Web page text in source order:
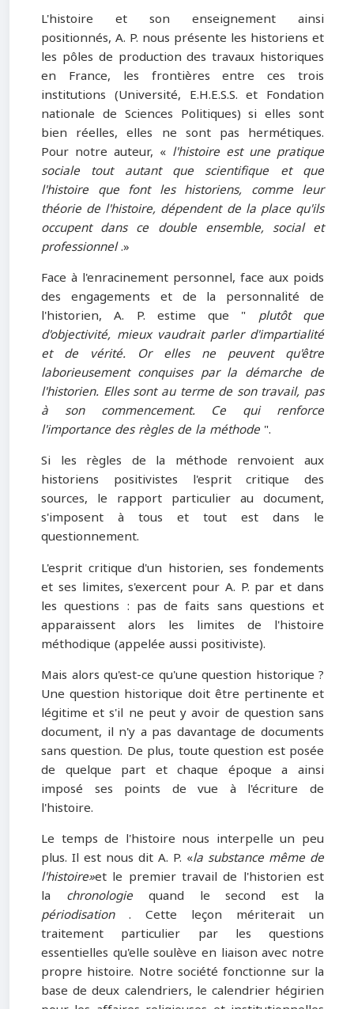
L'histoire et son enseignement ainsi
positionnés, A. P. nous présente les historiens et
les pôles de production des travaux historiques
en France, les frontières entre ces trois
institutions (Université, E.H.E.S.S. et Fondation
nationale de Sciences Politiques) si elles sont
bien réelles, elles ne sont pas hermétiques.
Pour notre auteur, « l'histoire est une pratique
sociale tout autant que scientifique et que
l'histoire que font les historiens, comme leur
théorie de l'histoire, dépendent de la place qu'ils
occupent dans ce double ensemble, social et
professionnel.»
Face à l'enracinement personnel, face aux poids
des engagements et de la personnalité de
l'historien, A. P. estime que " plutôt que
d'objectivité, mieux vaudrait parler d'impartialité
et de vérité. Or elles ne peuvent qu'être
laborieusement conquises par la démarche de
l'historien. Elles sont au terme de son travail, pas
à son commencement. Ce qui renforce
l'importance des règles de la méthode ".
Si les règles de la méthode renvoient aux
historiens positivistes l'esprit critique des
sources, le rapport particulier au document,
s'imposent à tous et tout est dans le
questionnement.
L'esprit critique d'un historien, ses fondements
et ses limites, s'exercent pour A. P. par et dans
les questions : pas de faits sans questions et
apparaissent alors les limites de l'histoire
méthodique (appelée aussi positiviste).
Mais alors qu'est-ce qu'une question historique ?
Une question historique doit être pertinente et
légitime et s'il ne peut y avoir de question sans
document, il n'y a pas davantage de documents
sans question. De plus, toute question est posée
de quelque part et chaque époque a ainsi
imposé ses points de vue à l'écriture de
l'histoire.
Le temps de l'histoire nous interpelle un peu
plus. Il est nous dit A. P. «la substance même de
l'histoire»et le premier travail de l'historien est
la chronologiequand le second est la
périodisation . Cette leçon mériterait un
traitement particulier par les questions
essentielles qu'elle soulève en liaison avec notre
propre histoire. Notre société fonctionne sur la
base de deux calendriers, le calendrier hégirien